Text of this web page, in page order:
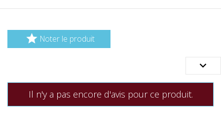
 Noter le produit

Il n'y a pas encore d'avis pour ce produit.